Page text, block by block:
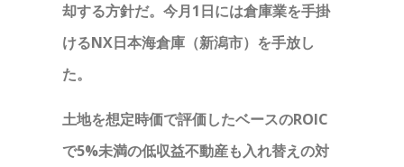
却する方針だ。今月1日には倉庫業を手掛
けるNX日本海倉庫（新潟市）を手放し
た。
土地を想定時価で評価したベースのROIC
で5%未満の低収益不動産も入れ替えの対